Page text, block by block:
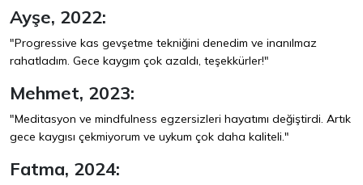
Ayşe, 2022:
"Progressive kas gevşetme tekniğini denedim ve inanılmaz
rahatladım. Gece kaygım çok azaldı, teşekkürler!"
Mehmet, 2023:
"Meditasyon ve mindfulness egzersizleri hayatımı değiştirdi. Artık
gece kaygısı çekmiyorum ve uykum çok daha kaliteli."
Fatma, 2024: